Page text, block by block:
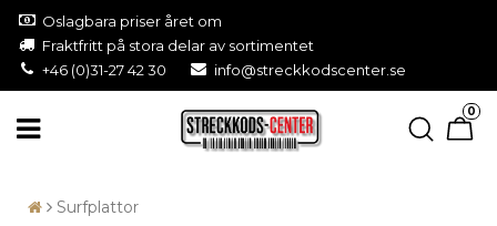
Oslagbara priser året om
Fraktfritt på stora delar av sortimentet
+46 (0)31-27 42 30
info@streckkodscenter.se
0
Surfplattor